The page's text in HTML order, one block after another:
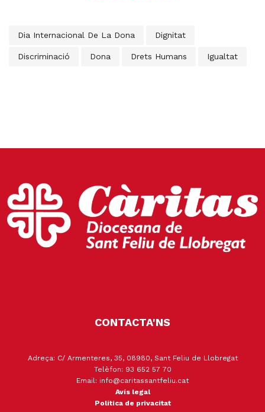
Dia Internacional De La Dona Dignitat
Discriminació Dona Drets Humans Igualtat
CONTACTA'NS
Adreça: C/ Armenteres, 35, 08980, Sant Feliu de Llobregat
Telèfon: 93 652 57 70
Email: info@caritassantfeliu.cat
Avís legal
Política de privacitat